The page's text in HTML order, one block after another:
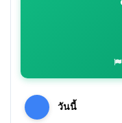
วันนี้